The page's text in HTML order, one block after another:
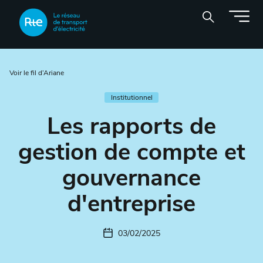
Découvrir RTE
Données et publications
Projets
Espace Carrières
Presse et actualités
Voir le fil d’Ariane
Institutionnel
Les rapports de
gestion de compte et
gouvernance
d'entreprise
03/02/2025